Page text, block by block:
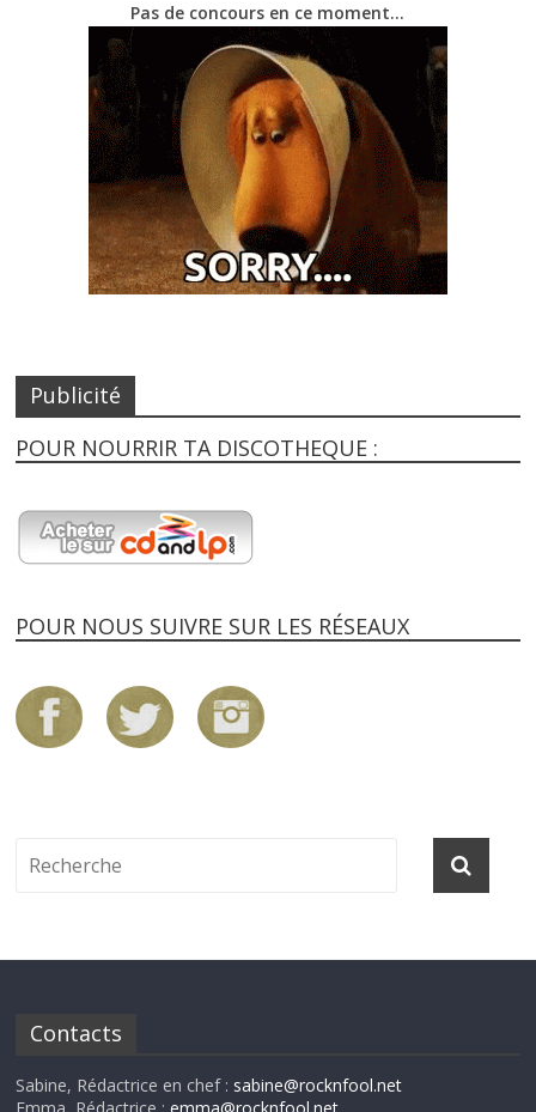
Pas de concours en ce moment…
Publicité
POUR NOURRIR TA DISCOTHEQUE :
POUR NOUS SUIVRE SUR LES RÉSEAUX
Contacts
Sabine, Rédactrice en chef : sabine@rocknfool.net